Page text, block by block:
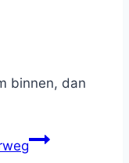
binnen, dan